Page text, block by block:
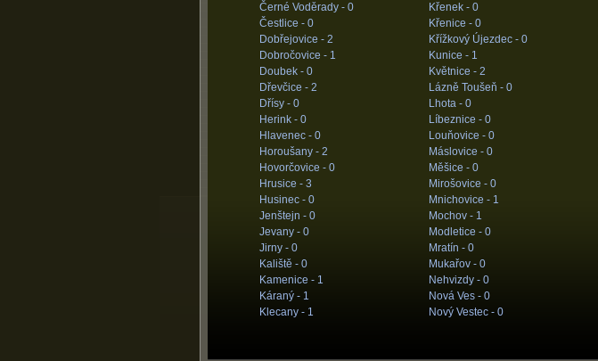
Černé Voděrady - 0
Čestlice - 0
Dobřejovice - 2
Dobročovice - 1
Doubek - 0
Dřevčice - 2
Dřísy - 0
Herink - 0
Hlavenec - 0
Horoušany - 2
Hovorčovice - 0
Hrusice - 3
Husinec - 0
Jenštejn - 0
Jevany - 0
Jirny - 0
Kaliště - 0
Kamenice - 1
Káraný - 1
Klecany - 1
Křenek - 0
Křenice - 0
Křížkový Újezdec - 0
Kunice - 1
Květnice - 2
Lázně Toušeň - 0
Lhota - 0
Líbeznice - 0
Louňovice - 0
Máslovice - 0
Měšice - 0
Mirošovice - 0
Mnichovice - 1
Mochov - 1
Modletice - 0
Mratín - 0
Mukařov - 0
Nehvizdy - 0
Nová Ves - 0
Nový Vestec - 0